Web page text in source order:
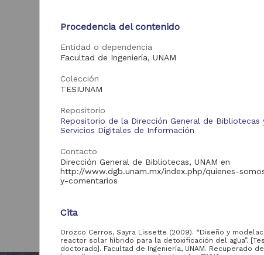
Procedencia del contenido
Entidad o dependencia
Facultad de Ingeniería, UNAM
Colección
TESIUNAM
Repositorio
Repositorio de la Dirección General de Bibliotecas
Servicios Digitales de Información
Contacto
Dirección General de Bibliotecas, UNAM en
http://www.dgb.unam.mx/index.php/quienes-
y-comentarios
Cita
Orozco Cerros, Sayra Lissette (2009). “Diseño y
reactor solar híbrido para la detoxificación del agua”.
doctorado]. Facultad de Ingeniería, UNAM. Recuperado de